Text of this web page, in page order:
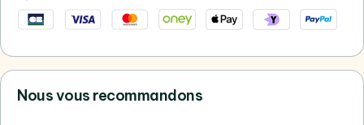
Nous vous recommandons